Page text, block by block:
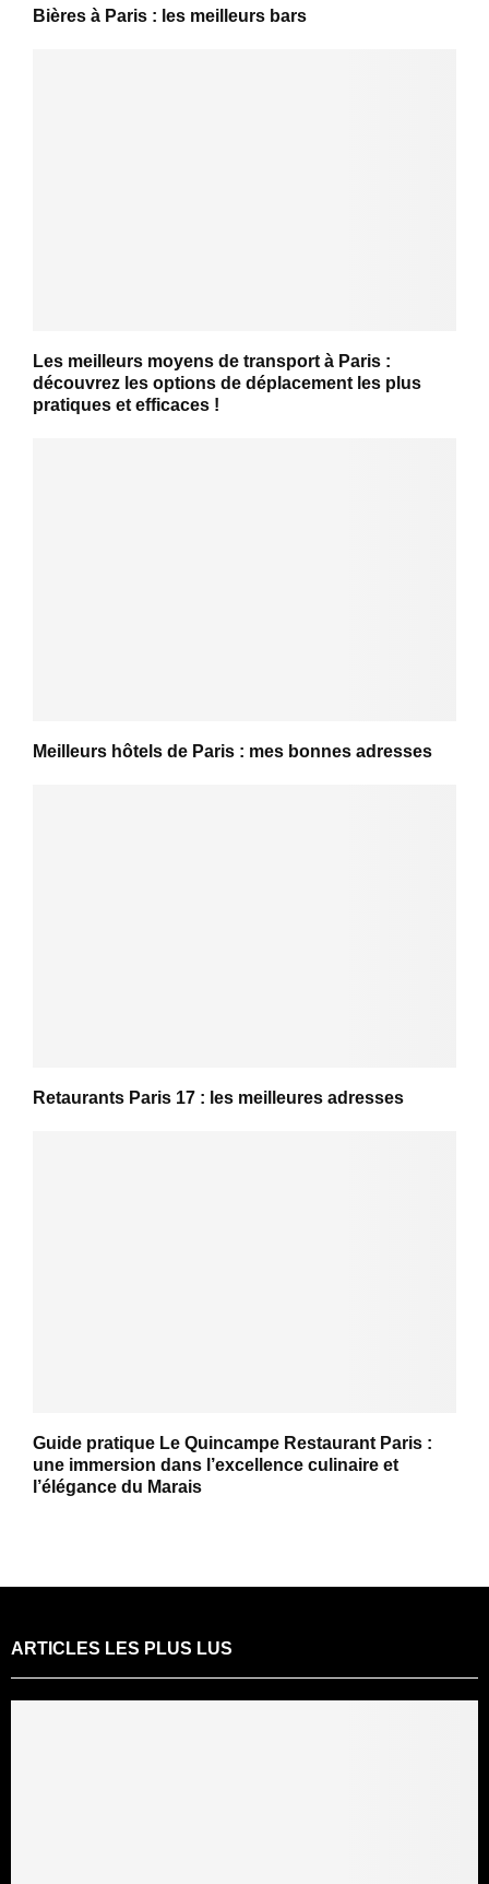
Bières à Paris : les meilleurs bars
Les meilleurs moyens de transport à Paris :
découvrez les options de déplacement les plus
pratiques et efficaces !
Meilleurs hôtels de Paris : mes bonnes adresses
Retaurants Paris 17 : les meilleures adresses
Guide pratique Le Quincampe Restaurant Paris :
une immersion dans l’excellence culinaire et
l’élégance du Marais
ARTICLES LES PLUS LUS